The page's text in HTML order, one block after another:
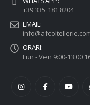
+39 335 181 8204
EMAIL:
ORARI:
Lun - Ven 9:00-13:00